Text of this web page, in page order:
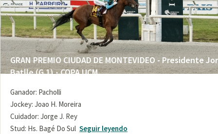
GRAN PREMIO CIUDAD DE MONTEVIDEO - Presidente
Batlle (G 1) - COPA UCM
Ganador: Pacholli
Jockey: Joao H. Moreira
Cuidador: Jorge J. Rey
Stud: Hs. Bagé Do Sul Seguir leyendo